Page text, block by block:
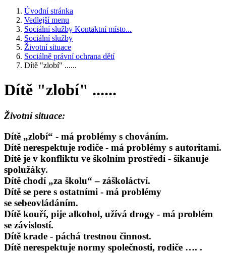
Úvodní stránka
Vedlejší menu
Sociální služby Kontaktní místo...
Sociální služby
Životní situace
Sociálně právní ochrana dětí
Dítě "zlobí" ......
Dítě "zlobí" ......
Životní situace:
Dítě „zlobí“ - má problémy s chováním.
Dítě nerespektuje rodiče - má problémy s autoritami.
Dítě je v konfliktu ve školním prostředí - šikanuje
spolužáky.
Dítě chodí „za školu“ – záškoláctví.
Dítě se pere s ostatními - má problémy
se sebeovládáním.
Dítě kouří, pije alkohol, užívá drogy - má problém
se závislostí.
Dítě krade - páchá trestnou činnost.
Dítě nerespektuje normy společnosti, rodiče …. .